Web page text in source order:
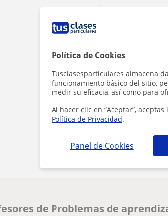
Política de Cookies
Tusclasesparticulares almacena
funcionamiento básico del sitio,
medir su eficacia, así como para
Al hacer clic en “Aceptar”,
Política de Privacidad.
Panel de Cookies
¿Hay algún
de Problemas de